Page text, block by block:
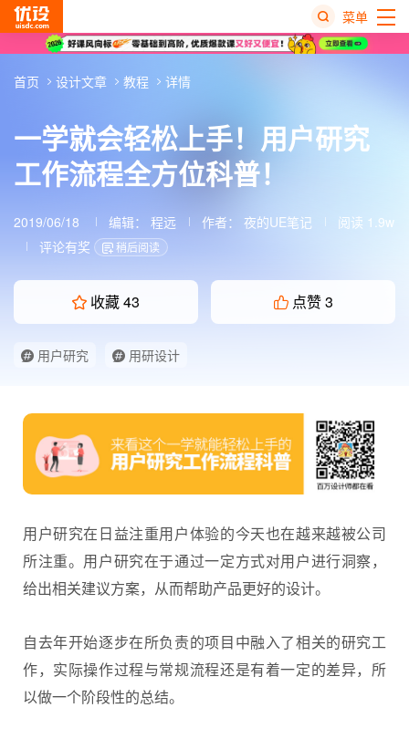
菜单
一学就会轻松上手！用户研究
工作流程全方位科普！
2019/06/18 编辑： 程远 作者： 夜的UE笔记
阅读 1.9w
评论有奖
稍后阅读
收藏43 点赞3
用户研究 用研设计
首页 设计文章 教程 详情
用户研究在日益注重用户体验的今天也在越来越被公司
所注重。 用户研究在于通过一定方式对用户进行洞察，
给出相关建议方案，从而帮助产品更好的设计。
自去年开始逐步在所负责的项目中融入了相关的研究工
作，实际操作过程与常规流程还是有着一定的差异，所
以做一个阶段性的总结。